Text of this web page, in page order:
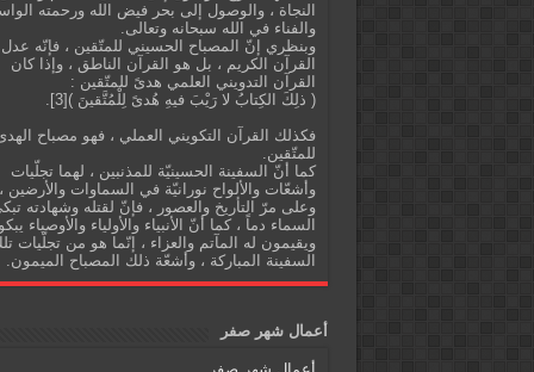
النجاة ، والوصول إلى بحر فيض الله ورحمته
والفناء في الله سبحانه وتعالى.
وبنظري إنّ المصباح الحسيني للمتّقين ، فإنّه عدل
القرآن الكريم ، بل هو القرآن الناطق ، وإذا كان
القرآن التدويني العلمي هدىً للمتّقين :
( ذلِكَ الكِتابُ لا رَيْبَ فيهِ هُدىً لِلْمُتَّقينَ )[3].
فكذلك القرآن التكويني العملي ، فهو مصباح
للمتّقين.
كما أنّ السفينة الحسينيّة للمذنبين ، لهما تجلّيات
وأشعّات والألواح نورانيّة في السماوات والأرضين ،
وعلى مرّ التأريخ والعصور ، فإنّ لقتله وشهادته
السماء دماً ، كما أنّ الأنبياء والأولياء والأوصياء
ويقيمون له المآتم والعزاء ، إنّما هو من تجلّيات
السفينة المباركة ، وأشعّة ذلك المصباح الميمون.
أعمال شهر صفر